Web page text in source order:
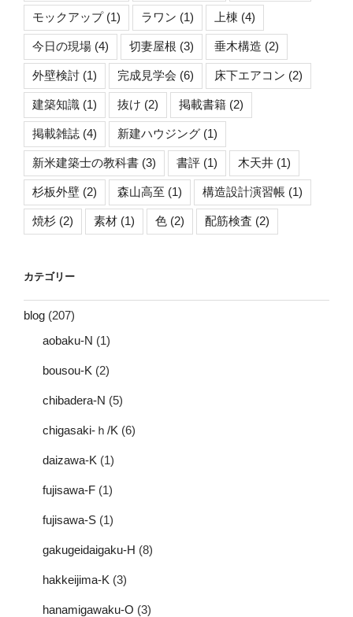
モックアップ(1) ラワン (1) 上棟 (4)
今日の現場 (4) 切妻屋根 (3) 垂木構造 (2)
外壁検討 (1) 完成見学会 (6) 床下エアコン (2)
建築知識 (1) 抜け (2) 掲載書籍 (2)
掲載雑誌 (4) 新建ハウジング (1)
新米建築士の教科書 (3) 書評 (1) 木天井 (1)
杉板外壁 (2) 森山高至 (1) 構造設計演習帳 (1)
焼杉 (2) 素材 (1) 色 (2) 配筋検査 (2)
カテゴリー
blog (207)
aobaku-N (1)
bousou-K (2)
chibadera-N (5)
chigasaki-ｈ/K (6)
daizawa-K (1)
fujisawa-F (1)
fujisawa-S (1)
gakugeidaigaku-H (8)
hakkeijima-K (3)
hanamigawaku-O (3)